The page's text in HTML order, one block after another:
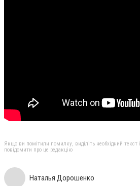
Якщо ви помітили помилку, виділіть необхідний текст
повідомити про це редакцію
Наталья Дорошенко